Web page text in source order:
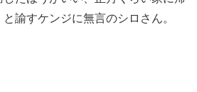
諭すケンジに無言のシロさん。